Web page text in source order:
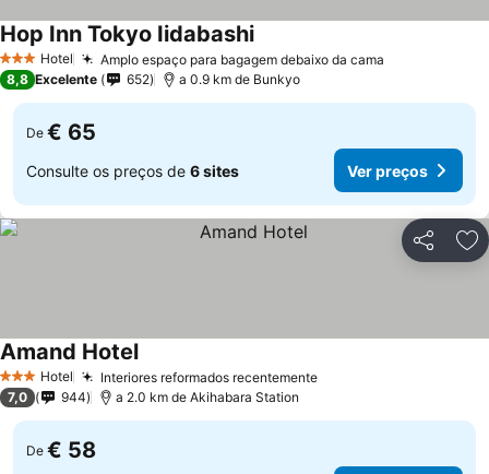
3 EstrelasHotel Amplo espaço para bagagem debaixo da cama
Hop Inn Tokyo Iidabashi
8,8 Excelente 652 a 0.9 km de Bunkyo
De € 65
Consulte os preços de 6 sites Ver preços
Partilhar
3 EstrelasHotel Interiores reformados recentemente
Amand Hotel
7,0 944 a 2.0 km de Akihabara Station
De € 58